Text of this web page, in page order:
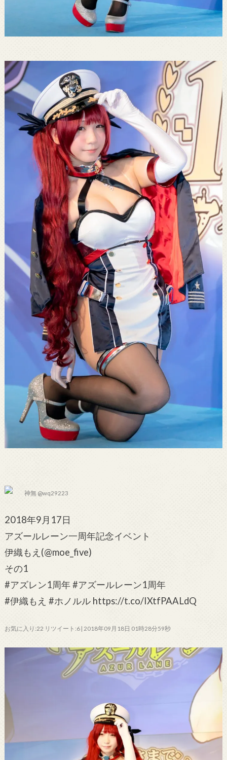
神無 @wq29223
2018年9月17日
アズールレーン一周年記念イベント
伊織もえ(@moe_five)
その1
#アズレン1周年 #アズールレーン1周年
#伊織もえ #ホノルル https://t.co/IXtfPAALdQ
お気に入り:22 リツイート:6 | 2018年09月18日 01時28分59秒